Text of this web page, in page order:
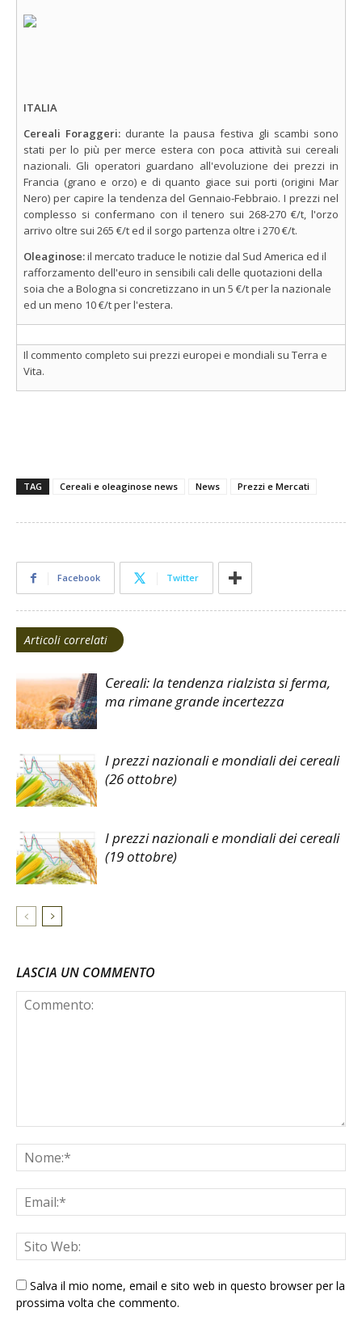
ITALIA
Cereali Foraggeri: durante la pausa festiva gli scambi sono
stati per lo più per merce estera con poca attività sui cereali
nazionali. Gli operatori guardano all'evoluzione dei prezzi in
Francia (grano e orzo) e di quanto giace sui porti (origini Mar
Nero) per capire la tendenza del Gennaio-Febbraio. I prezzi nel
complesso si confermano con il tenero sui 268-270 €/t, l'orzo
arrivo oltre sui 265 €/t ed il sorgo partenza oltre i 270 €/t.
Oleaginose:il mercato traduce le notizie dal Sud America ed il
rafforzamento dell'euro in sensibili cali delle quotazioni della
soia che a Bologna si concretizzano in un 5 €/t per la nazionale
ed un meno 10 €/t per l'estera.
Il commento completo sui prezzi europei e mondiali su Terra e
Vita.
TAG Cereali e oleaginose news News Prezzi e Mercati
Facebook Twitter
Articoli correlati
Cereali: la tendenza rialzista si ferma,
ma rimane grande incertezza
I prezzi nazionali e mondiali dei cereali
(26 ottobre)
I prezzi nazionali e mondiali dei cereali
(19 ottobre)
LASCIA UN COMMENTO
Salva il mio nome, email e sito web in questo browser per la
prossima volta che commento.